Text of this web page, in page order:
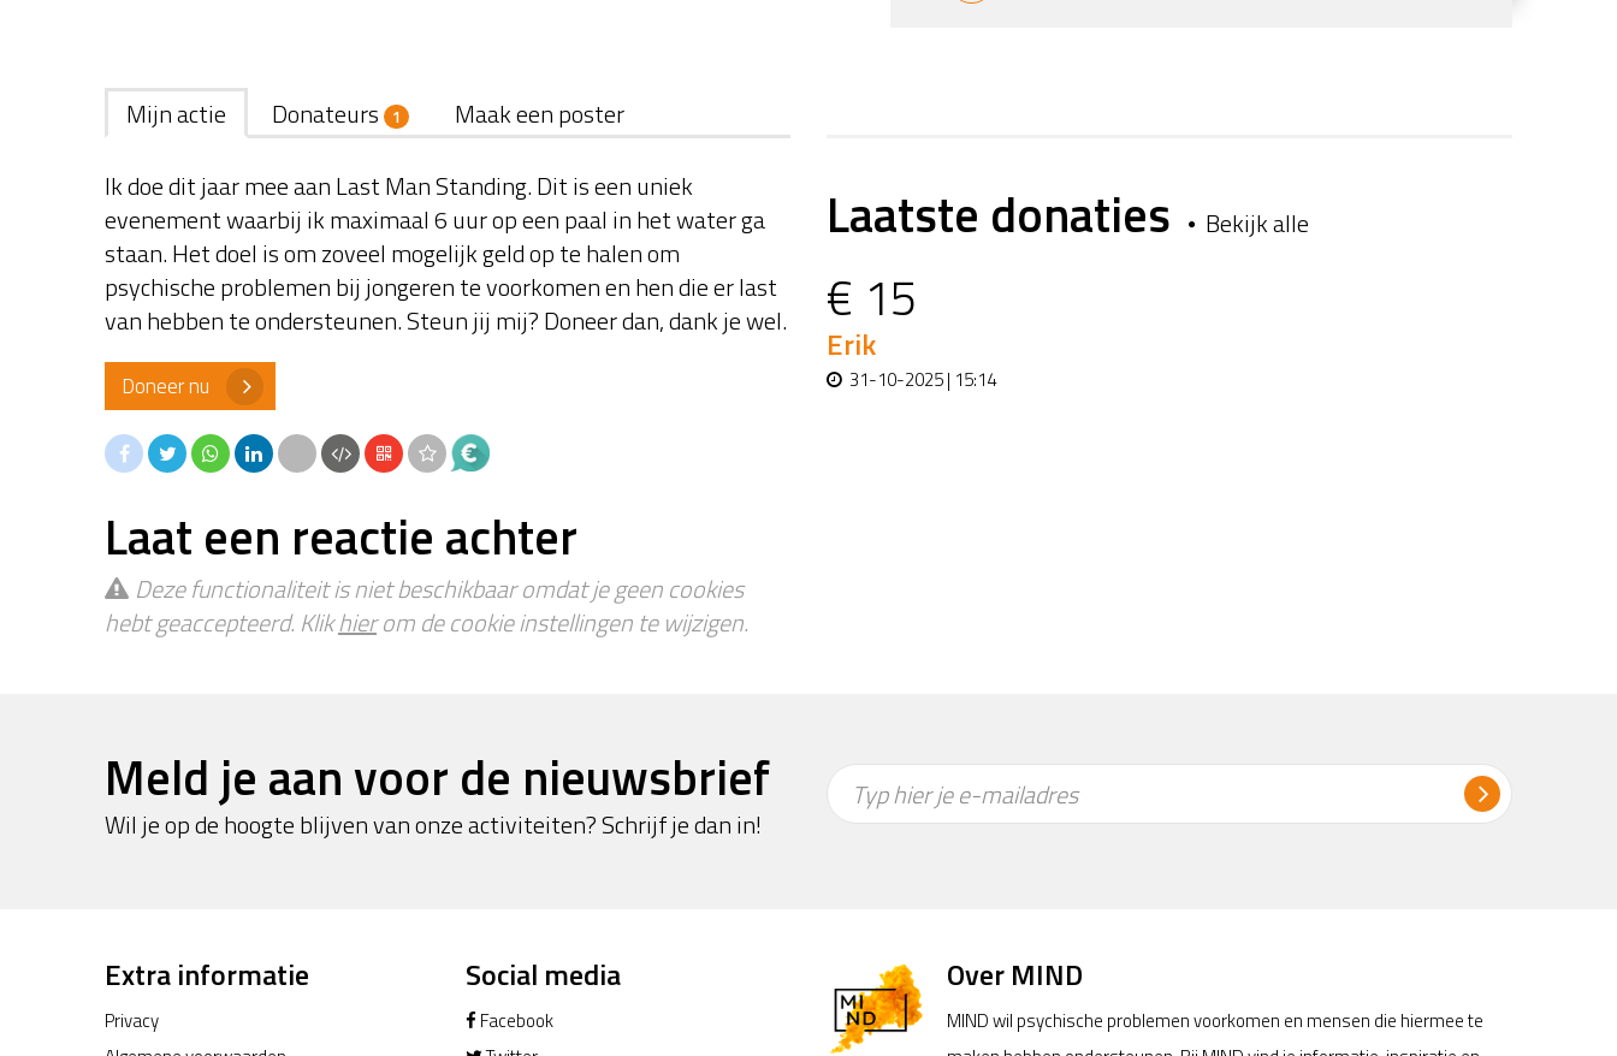
Mijn actie Donateurs 1
Maak een poster
Ik doe dit jaar mee aan Last Man Standing. Dit is een uniek
evenement waarbij ik maximaal 6 uur op een paal in het water ga
staan. Het doel is om zoveel mogelijk geld op te halen om
psychische problemen bij jongeren te voorkomen en hen die er last
van hebben te ondersteunen. Steun jij mij? Doneer dan, dank je wel.
Doneer nu
Laat een reactie achter
Deze functionaliteit is niet beschikbaar omdat je geen cookies
hebt geaccepteerd. Klikhierom de cookie instellingen te wijzigen.
Laatste donaties Bekijk alle
€ 15
Erik
31-10-2025 | 15:14
Meld je aan voor de nieuwsbrief
Wil je op de hoogte blijven van onze activiteiten? Schrijf je dan in!
Typ hier je e-mailadres
Extra informatie
Privacy
Social media
Facebook
Over MIND
MIND wil psychische problemen voorkomen en mensen die hiermee te